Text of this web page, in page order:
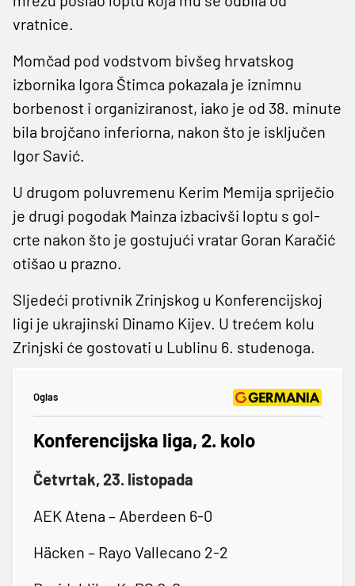
vratnice.
Momčad pod vodstvom bivšeg hrvatskog
izbornika Igora Štimca pokazala je iznimnu
borbenost i organiziranost, iako je od 38. minute
bila brojčano inferiorna, nakon što je isključen
Igor Savić.
U drugom poluvremenu Kerim Memija spriječio
je drugi pogodak Mainza izbacivši loptu s gol-
crte nakon što je gostujući vratar Goran Karačić
otišao u prazno.
Sljedeći protivnik Zrinjskog u Konferencijskoj
ligi je ukrajinski Dinamo Kijev. U trećem kolu
Zrinjski će gostovati u Lublinu 6. studenoga.
Oglas
Konferencijska liga, 2. kolo
Četvrtak, 23. listopada
AEK Atena – Aberdeen 6-0
Häcken – Rayo Vallecano 2-2